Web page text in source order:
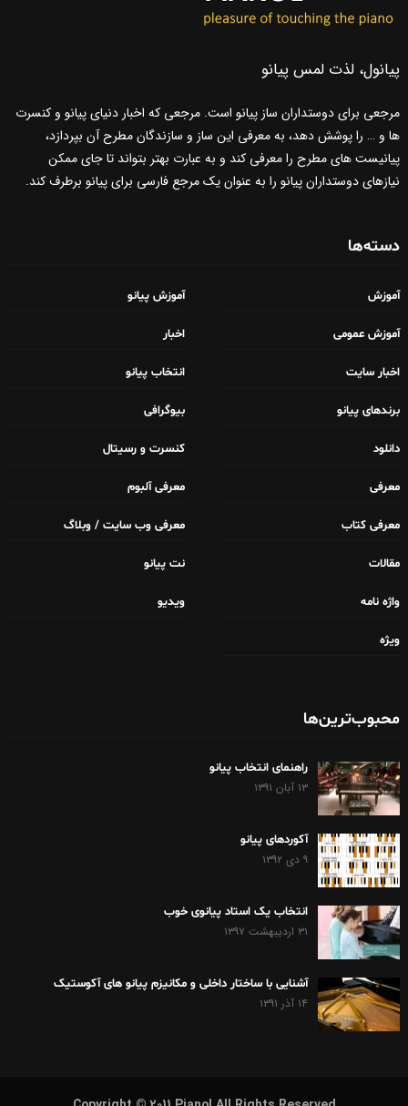
پیانول، لذت لمس پیانو
مرجعی برای دوستداران ساز پیانو است. مرجعی که اخبار دنیای پیانو و کنسرت
ها و … را پوشش دهد، به معرفی این ساز و سازندگان مطرح آن بپردازد،
پیانیست های مطرح را معرفی کند و به عبارت بهتر بتواند تا جای ممکن
نیازهای دوستداران پیانو را به عنوان یک مرجع فارسی برای پیانو برطرف کند.
دسته‌ها
آموزش آموزش پیانو
آموزش عمومی اخبار
اخبار سایت انتخاب پیانو
برندهای پیانو بیوگرافی
دانلود کنسرت و رسیتال
معرفی معرفی آلبوم
معرفی کتاب معرفی وب سایت / وبلاگ
مقالات نت پیانو
واژه نامه ویدیو
ویژه
محبوب‌ترین‌ها
راهنمای انتخاب پیانو
۱۳ آبان ۱۳۹۱
آکوردهای پیانو
۹ دی ۱۳۹۲
انتخاب یک استاد پیانوی خوب
۳۱ اردیبهشت ۱۳۹۷
آشنایی با ساختار داخلی و مکانیزم پیانو های آکوستیک
۱۴ آذر ۱۳۹۱